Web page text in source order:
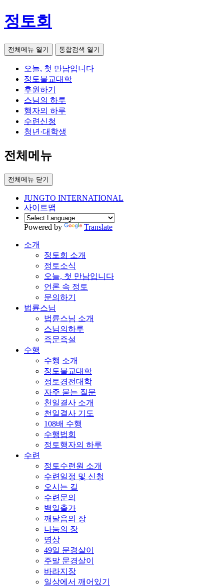
정토회
전체메뉴 열기 통합검색 열기
오늘, 첫 만남입니다
정토불교대학
후원하기
스님의 하루
행자의 하루
수련신청
청년·대학생
전체메뉴
전체메뉴 닫기
JUNGTO INTERNATIONAL
사이트맵
Powered by Translate
소개
정토회 소개
정토소식
오늘, 첫 만남입니다
언론 속 정토
문의하기
법륜스님
법륜스님 소개
스님의하루
즉문즉설
수행
수행 소개
정토불교대학
정토경전대학
자주 묻는 질문
천일결사 소개
천일결사 기도
108배 수행
수행법회
정토행자의 하루
수련
정토수련원 소개
수련일정 및 신청
오시는 길
수련문의
백일출가
깨달음의 장
나눔의 장
명상
49일 문경살이
주말 문경살이
바라지장
일상에서 깨어있기